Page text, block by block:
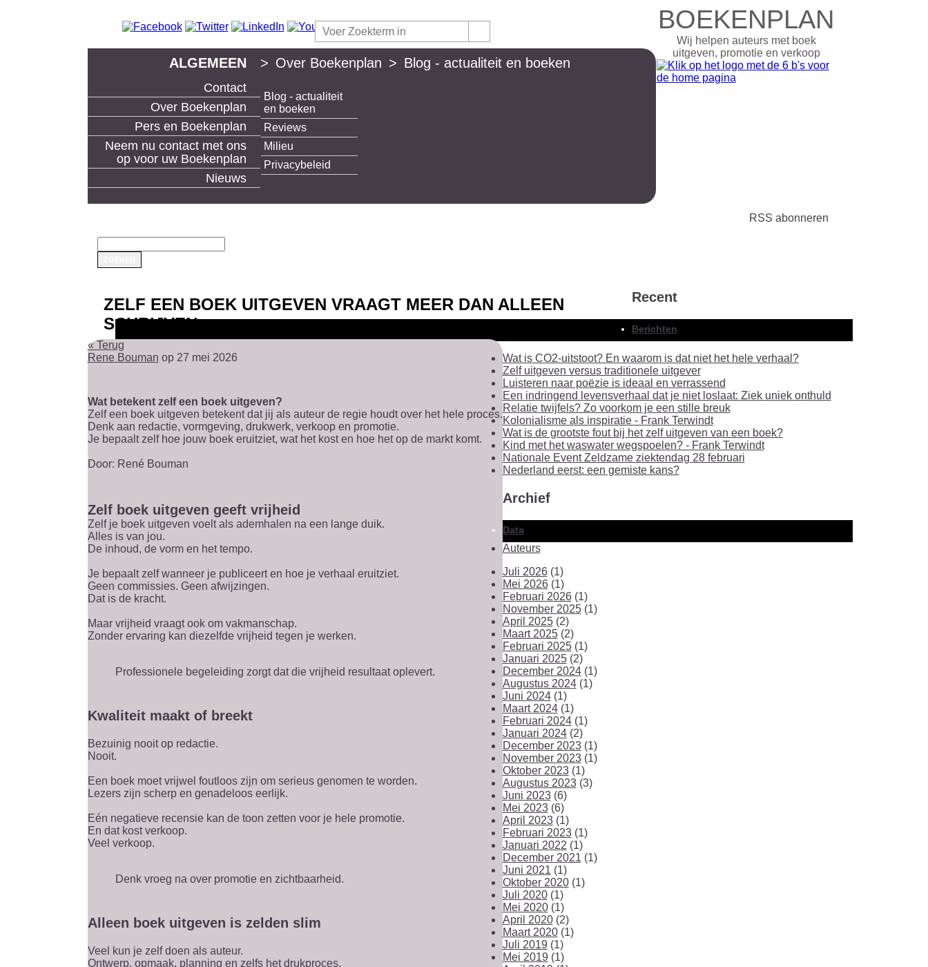
ALGEMEEN
Contact
Over Boekenplan
Blog - actualiteit
en boeken
Reviews
Milieu
Privacybeleid
Pers en Boekenplan
Neem nu contact met ons
op voor uw Boekenplan
Nieuws
BOEKENPLAN
Wij helpen auteurs met boek
uitgeven, promotie en verkoop
> Over Boekenplan > Blog - actualiteit en boeken
boek uitgeven en boeken maken bij Boekenplan
RSS abonneren
ZELF EEN BOEK UITGEVEN VRAAGT MEER DAN ALLEEN
SCHRIJVEN
« Terug
Rene Bouman op 27 mei 2026
Wat betekent zelf een boek uitgeven?
Zelf een boek uitgeven betekent dat jij als auteur de regie houdt over het hele proces.
Denk aan redactie, vormgeving, drukwerk, verkoop en promotie.
Je bepaalt zelf hoe jouw boek eruitziet, wat het kost en hoe het op de markt komt.
Door: René Bouman
Zelf boek uitgeven geeft vrijheid
Zelf je boek uitgeven voelt als ademhalen na een lange duik.
Alles is van jou.
De inhoud, de vorm en het tempo.
Je bepaalt zelf wanneer je publiceert en hoe je verhaal eruitziet.
Geen commissies. Geen afwijzingen.
Dat is de kracht.
Maar vrijheid vraagt ook om vakmanschap.
Zonder ervaring kan diezelfde vrijheid tegen je werken.
Professionele begeleiding zorgt dat die vrijheid resultaat oplevert.
Kwaliteit maakt of breekt
Bezuinig nooit op redactie.
Nooit.
Een boek moet vrijwel foutloos zijn om serieus genomen te worden.
Lezers zijn scherp en genadeloos eerlijk.
Eén negatieve recensie kan de toon zetten voor je hele promotie.
En dat kost verkoop.
Veel verkoop.
Denk vroeg na over promotie en zichtbaarheid.
Alleen boek uitgeven is zelden slim
Veel kun je zelf doen als auteur.
Ontwerp, opmaak, planning en zelfs het drukproces.
Recent
Berichten
Wat is CO2-uitstoot? En waarom is dat niet het hele verhaal?
Zelf uitgeven versus traditionele uitgever
Luisteren naar poëzie is ideaal en verrassend
Een indringend levensverhaal dat je niet loslaat: Ziek uniek onthuld
Relatie twijfels? Zo voorkom je een stille breuk
Kolonialisme als inspiratie - Frank Terwindt
Wat is de grootste fout bij het zelf uitgeven van een boek?
Kind met het waswater wegspoelen? - Frank Terwindt
Nationale Event Zeldzame ziektendag 28 februari
Nederland eerst: een gemiste kans?
Archief
Data
Auteurs
Juli 2026(1)
Mei 2026(1)
Februari 2026(1)
November 2025(1)
April 2025(2)
Maart 2025(2)
Februari 2025(1)
Januari 2025(2)
December 2024(1)
Augustus 2024(1)
Juni 2024(1)
Maart 2024(1)
Februari 2024(1)
Januari 2024(2)
December 2023(1)
November 2023(1)
Oktober 2023(1)
Augustus 2023(3)
Juni 2023(6)
Mei 2023(6)
April 2023(1)
Februari 2023(1)
Januari 2022 (1)
December 2021 (1)
Juni 2021 (1)
Oktober 2020(1)
Juli 2020(1)
Mei 2020(1)
April 2020(2)
Maart 2020(1)
Juli 2019(1)
Mei 2019(1)